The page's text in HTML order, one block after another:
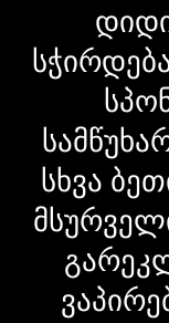
სხვა